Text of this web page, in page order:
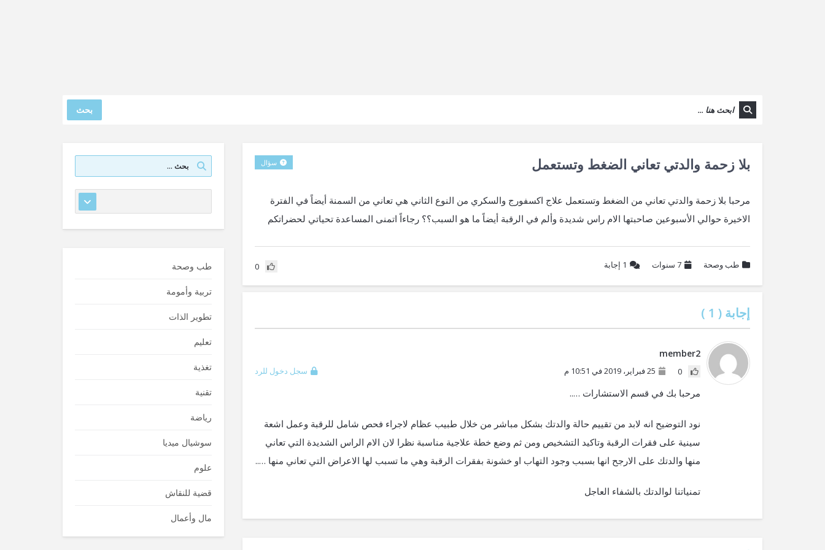
بحث
بلا زحمة والدتي تعاني الضغط وتستعمل سؤال
مرحبا بلا زحمة والدتي تعاني من الضغط وتستعمل علاج اكسفورج والسكري من النوع الثاني هي تعاني من السمنة أيضاً في الفترة
الاخيرة حوالي الأسبوعين صاحبتها الام راس شديدة وألم في الرقبة أيضاً ما هو السبب؟؟ رجاءاً اتمنى المساعدة تحياتي لحضراتكم
طب وصحة 7 سنوات 1 إجابة 0
إجابة ( 1
)
member2
0 25 فبراير، 2019 في 10:51 م سجل دخول للرد
مرحبا بك في قسم الاستشارات …..
نود التوضيح انه لابد من تقييم حالة والدتك بشكل مباشر من خلال طبيب عظام لاجراء فحص شامل للرقبة وعمل اشعة
سينية على فقرات الرقبة وتاكيد التشخيص ومن ثم وضع خطة علاجية مناسبة نظرا لان الام الراس الشديدة التي تعاني
منها والدتك على الارجح انها بسبب وجود التهاب او خشونة بفقرات الرقبة وهي ما تسبب لها الاعراض التي تعاني منها …..
تمنياتنا لوالدتك بالشفاء العاجل
طب وصحة
تربية وأمومة
تطوير الذات
تعليم
تغذية
تقنية
رياضة
سوشيال ميديا
علوم
قضية للنقاش
مال وأعمال